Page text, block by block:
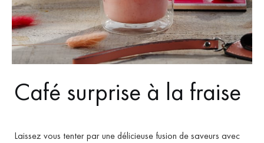
Café surprise à la fraise
Laissez vous tenter par une délicieuse fusion de saveurs avec